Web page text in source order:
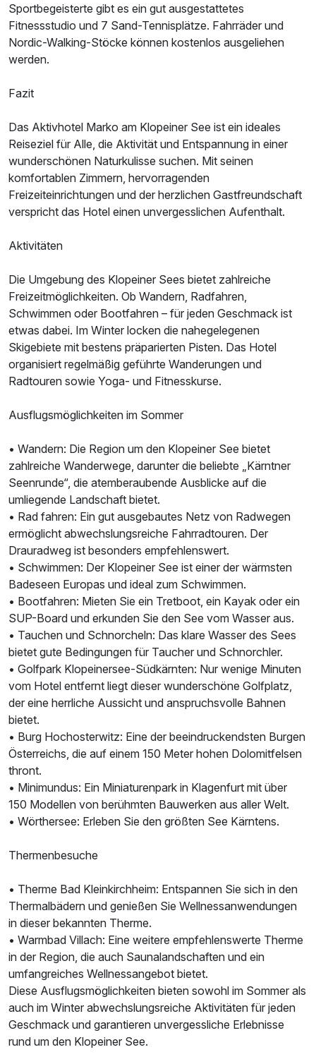
Für 7 Tage p.P. ab618,00 €
Doppelzimmer Komfort
Ausstattung
Für 7 Tage
Juniorsuite/n
2 Erwachsene und 1 Kind
Sportbegeisterte gibt es ein gut ausgestattetes
Fitnessstudio und 7 Sand-Tennisplätze. Fahrräder und
Nordic-Walking-Stöcke können kostenlos ausgeliehen
werden.
Fazit
Das Aktivhotel Marko am Klopeiner See ist ein ideales
Reiseziel für Alle, die Aktivität und Entspannung in einer
wunderschönen Naturkulisse suchen. Mit seinen
komfortablen Zimmern, hervorragenden
Freizeiteinrichtungen und der herzlichen Gastfreundschaft
verspricht das Hotel einen unvergesslichen Aufenthalt.
Aktivitäten
Die Umgebung des Klopeiner Sees bietet zahlreiche
Freizeitmöglichkeiten. Ob Wandern, Radfahren,
Schwimmen oder Bootfahren – für jeden Geschmack ist
etwas dabei. Im Winter locken die nahegelegenen
Skigebiete mit bestens präparierten Pisten. Das Hotel
organisiert regelmäßig geführte Wanderungen und
Radtouren sowie Yoga- und Fitnesskurse.
Ausflugsmöglichkeiten im Sommer
• Wandern: Die Region um den Klopeiner See bietet
zahlreiche Wanderwege, darunter die beliebte „Kärntner
Seenrunde“, die atemberaubende Ausblicke auf die
umliegende Landschaft bietet.
• Rad fahren: Ein gut ausgebautes Netz von Radwegen
ermöglicht abwechslungsreiche Fahrradtouren. Der
Drauradweg ist besonders empfehlenswert.
• Schwimmen: Der Klopeiner See ist einer der wärmsten
Badeseen Europas und ideal zum Schwimmen.
• Bootfahren: Mieten Sie ein Tretboot, ein Kayak oder ein
SUP-Board und erkunden Sie den See vom Wasser aus.
• Tauchen und Schnorcheln: Das klare Wasser des Sees
bietet gute Bedingungen für Taucher und Schnorchler.
• Golfpark Klopeinersee-Südkärnten: Nur wenige Minuten
vom Hotel entfernt liegt dieser wunderschöne Golfplatz,
der eine herrliche Aussicht und anspruchsvolle Bahnen
bietet.
• Burg Hochosterwitz: Eine der beeindruckendsten Burgen
Österreichs, die auf einem 150 Meter hohen Dolomitfelsen
thront.
• Minimundus: Ein Miniaturenpark in Klagenfurt mit über
150 Modellen von berühmten Bauwerken aus aller Welt.
• Wörthersee: Erleben Sie den größten See Kärntens.
Thermenbesuche
• Therme Bad Kleinkirchheim: Entspannen Sie sich in den
Thermalbädern und genießen Sie Wellnessanwendungen
in dieser bekannten Therme.
• Warmbad Villach: Eine weitere empfehlenswerte Therme
in der Region, die auch Saunalandschaften und ein
umfangreiches Wellnessangebot bietet.
Diese Ausflugsmöglichkeiten bieten sowohl im Sommer als
auch im Winter abwechslungsreiche Aktivitäten für jeden
Geschmack und garantieren unvergessliche Erlebnisse
rund um den Klopeiner See.